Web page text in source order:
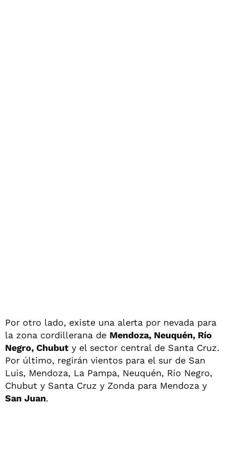
Por otro lado, existe una alerta por nevada para
la zona cordillerana de Mendoza, Neuquén, Río
Negro, Chubut y el sector central de Santa Cruz.
Por último, regirán vientos para el sur de San
Luis, Mendoza, La Pampa, Neuquén, Río Negro,
Chubut y Santa Cruz y Zonda para Mendoza y
San Juan.